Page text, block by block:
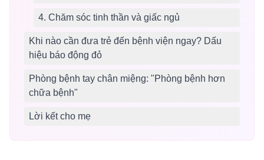
4. Chăm sóc tinh thần và giấc ngủ
Khi nào cần đưa trẻ đến bệnh viện ngay? Dấu
hiệu báo động đỏ
Phòng bệnh tay chân miệng: "Phòng bệnh hơn
chữa bệnh"
Lời kết cho mẹ